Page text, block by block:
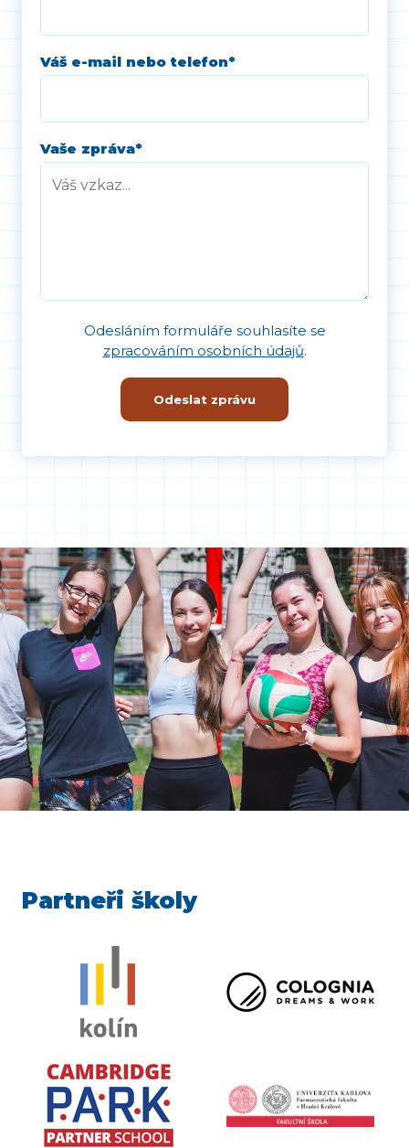
Váš e-mail nebo telefon*
Vaše zpráva*
Odesláním formuláře souhlasíte se
zpracováním osobních údajů.
Odeslat zprávu
Partneři školy